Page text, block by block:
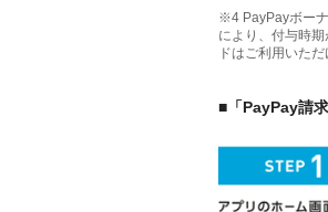
※4 PayPayボー
により、付与時
ドはご利用いただ
■「PayPay請